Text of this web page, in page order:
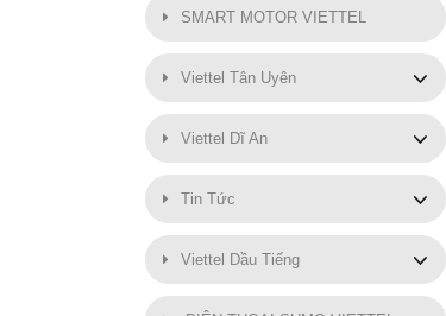
SMART MOTOR VIETTEL
Viettel Tân Uyên
Viettel Dĩ An
Tin Tức
Viettel Dầu Tiếng